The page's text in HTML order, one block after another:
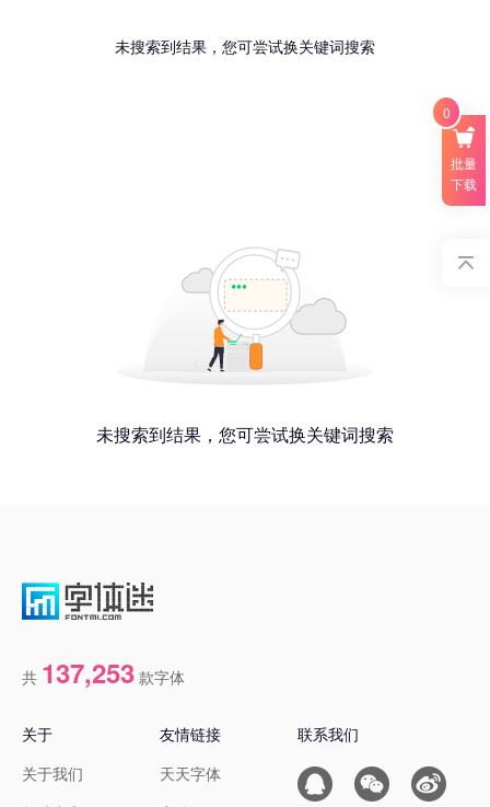
未搜索到结果，您可尝试换关键词搜索
未搜索到结果，您可尝试换关键词搜索
共 137,253 款字体
关于
关于我们
友情链接
天天字体
联系我们
批量
下载
0